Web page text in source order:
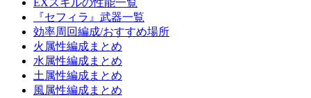
EXスキルの性能一覧
『セフィラ』武器一覧
効率周回編成/おすすめ場所
火属性編成まとめ
水属性編成まとめ
土属性編成まとめ
風属性編成まとめ